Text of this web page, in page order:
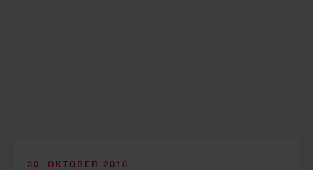
30. OKTOBER 2018